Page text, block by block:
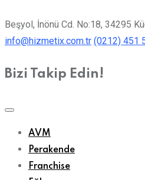
Beşyol, İnönü Cd. No:18, 34295
info@hizmetix.com.tr (0212) 451
Bizi Takip Edin!
AVM
Perakende
Franchise